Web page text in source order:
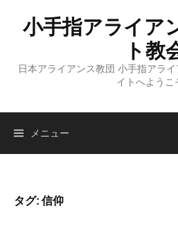
ス
小手指アライア
ト教
日本アライアンス教団 小手指アラ
イトへようこ
メニュー
タグ:信仰